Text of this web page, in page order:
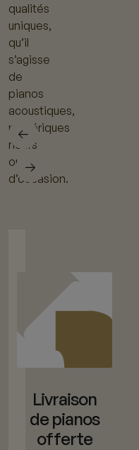
qualités
uniques,
qu’il
s’agisse
de
pianos
acoustiques,
numériques
neufs
ou
d’occasion.
Livraison
de pianos
offerte